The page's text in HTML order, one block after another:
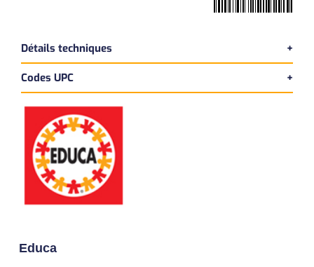
Next
Détails techniques
Version bilingue
Dimensions du produit:
Longueur:
Largeur:
Hauteur:
Poids:
Codes UPC
UPC Produit
8412668200258
UPC Master
18412668200255
Educa